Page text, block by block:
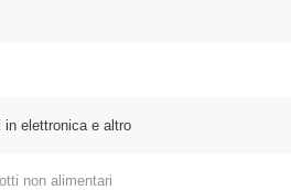
elettronica e altro
non alimentari